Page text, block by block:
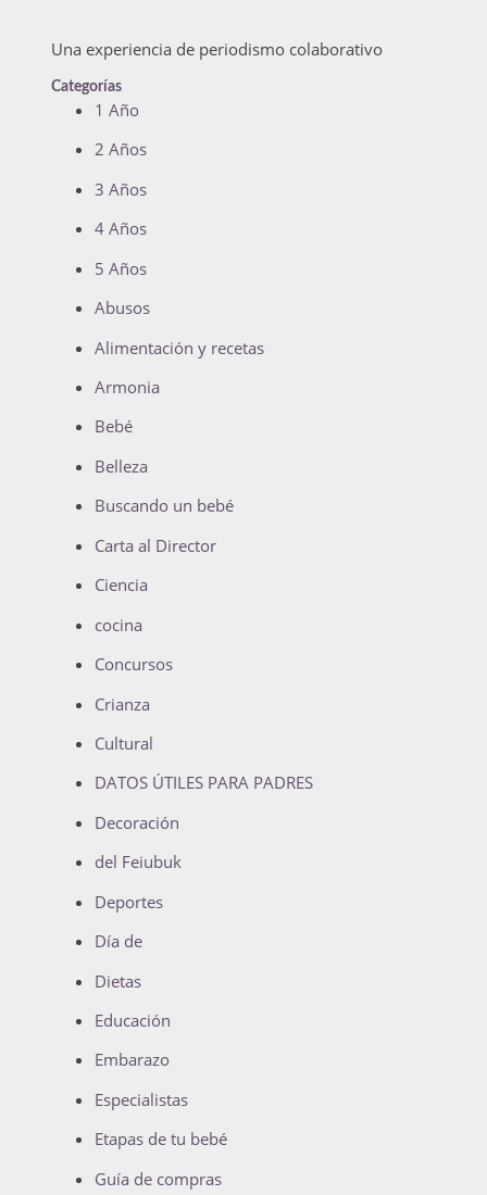
Una experiencia de periodismo colaborativo
Categorías
1 Año
2 Años
3 Años
4 Años
5 Años
Abusos
Alimentación y recetas
Armonia
Bebé
Belleza
Buscando un bebé
Carta al Director
Ciencia
cocina
Concursos
Crianza
Cultural
DATOS ÚTILES PARA PADRES
Decoración
del Feiubuk
Deportes
Día de
Dietas
Educación
Embarazo
Especialistas
Etapas de tu bebé
Guía de compras